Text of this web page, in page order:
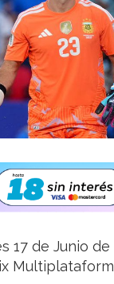
17 de Junio de